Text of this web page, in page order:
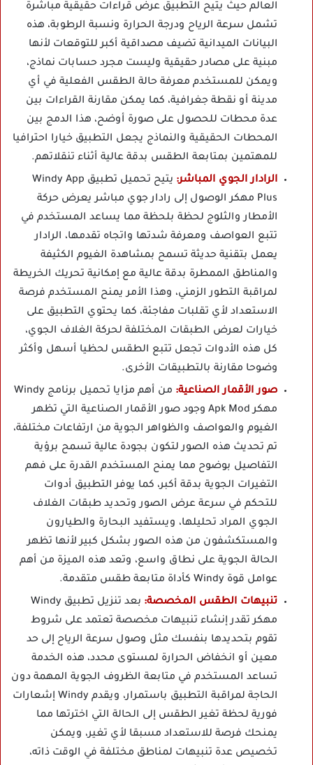
العالم حيث يتيح التطبيق عرض قراءات حقيقية مباشرة
تشمل سرعة الرياح ودرجة الحرارة ونسبة الرطوبة، هذه
البيانات الميدانية تضيف مصداقية أكبر للتوقعات لأنها
مبنية على مصادر حقيقية وليست مجرد حسابات نماذج،
ويمكن للمستخدم معرفة حالة الطقس الفعلية في أي
مدينة أو نقطة جغرافية، كما يمكن مقارنة القراءات بين
عدة محطات للحصول على صورة أوضح، هذا الدمج بين
المحطات الحقيقية والنماذج يجعل التطبيق خيارا احترافيا
للمهتمين بمتابعة الطقس بدقة عالية أثناء تنقلاتهم.
الرادار الجوي المباشر:
يتيح تحميل تطبيق Windy App
Plus مهكر الوصول إلى رادار جوي مباشر يعرض حركة
الأمطار والثلوج لحظة بلحظة مما يساعد المستخدم في
تتبع العواصف ومعرفة شدتها واتجاه تقدمها، الرادار
يعمل بتقنية حديثة تسمح بمشاهدة الغيوم الكثيفة
والمناطق الممطرة بدقة عالية مع إمكانية تحريك الخريطة
لمراقبة التطور الزمني، وهذا الأمر يمنح المستخدم فرصة
الاستعداد لأي تقلبات مفاجئة، كما يحتوي التطبيق على
خيارات لعرض الطبقات المختلفة لحركة الغلاف الجوي،
كل هذه الأدوات تجعل تتبع الطقس لحظيا أسهل وأكثر
وضوحا مقارنة بالتطبيقات الأخرى.
صور الأقمار الصناعية:
من أهم مزايا تحميل برنامج Windy
مهكر Apk Mod وجود صور الأقمار الصناعية التي تظهر
الغيوم والعواصف والظواهر الجوية من ارتفاعات مختلفة،
تم تحديث هذه الصور لتكون بجودة عالية تسمح برؤية
التفاصيل بوضوح مما يمنح المستخدم القدرة على فهم
التغيرات الجوية بدقة أكبر، كما يوفر التطبيق أدوات
للتحكم في سرعة عرض الصور وتحديد طبقات الغلاف
الجوي المراد تحليلها، ويستفيد البحارة والطيارون
والمستكشفون من هذه الصور بشكل كبير لأنها تظهر
الحالة الجوية على نطاق واسع، وتعد هذه الميزة من أهم
عوامل قوة Windy كأداة متابعة طقس متقدمة.
تنبيهات الطقس المخصصة:
بعد تنزيل تطبيق Windy
مهكر تقدر إنشاء تنبيهات مخصصة تعتمد على شروط
تقوم بتحديدها بنفسك مثل وصول سرعة الرياح إلى حد
معين أو انخفاض الحرارة لمستوى محدد، هذه الخدمة
تساعد المستخدم في متابعة الظروف الجوية المهمة دون
الحاجة لمراقبة التطبيق باستمرار، ويقدم Windy إشعارات
فورية لحظة تغير الطقس إلى الحالة التي اخترتها مما
يمنحك فرصة للاستعداد مسبقا لأي تغير، ويمكن
تخصيص عدة تنبيهات لمناطق مختلفة في الوقت ذاته،